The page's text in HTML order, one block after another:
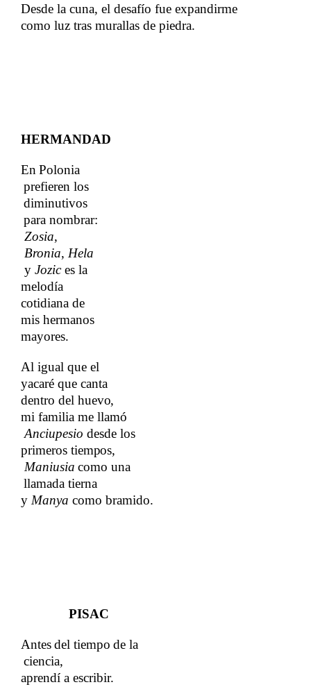
Desde la cuna, el desafío fue expandirme
como luz tras murallas de piedra.
HERMANDAD
En ​​Polonia
prefieren los​​
diminutivos
para nombrar:​​
Zosia,​​
Bronia,​​ Hela
y​​ Jozic​​ es la
melodía
cotidiana de
mis hermanos
mayores.
Al igual que el
yacaré que canta
dentro del huevo,
mi familia me llamó​​
Anciupesio ​​ desde los
primeros​​ tiempos,​​
Maniusia ​​como una​​
llamada tierna​​
y​​ Manya​​ como bramido.
PISAC
Antes​​del tiempo ​​de la​​
ciencia,​​
aprendí a escribir.